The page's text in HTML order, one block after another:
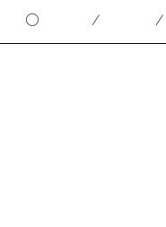
〇 / /